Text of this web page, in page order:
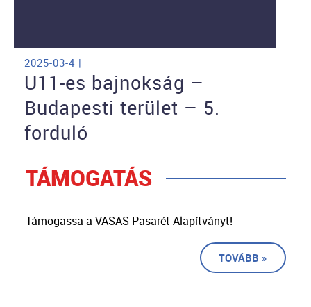
2025-03-4 |
U11-es bajnokság –
Budapesti terület – 5.
forduló
TÁMOGATÁS
Támogassa a VASAS-Pasarét Alapítványt!
TOVÁBB »